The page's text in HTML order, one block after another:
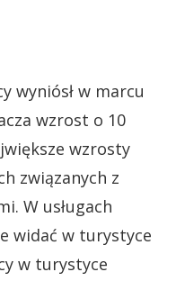
wyniósł w marcu
wzrost o 10
wzrosty
związanych z
W usługach
widać w turystyce
w turystyce